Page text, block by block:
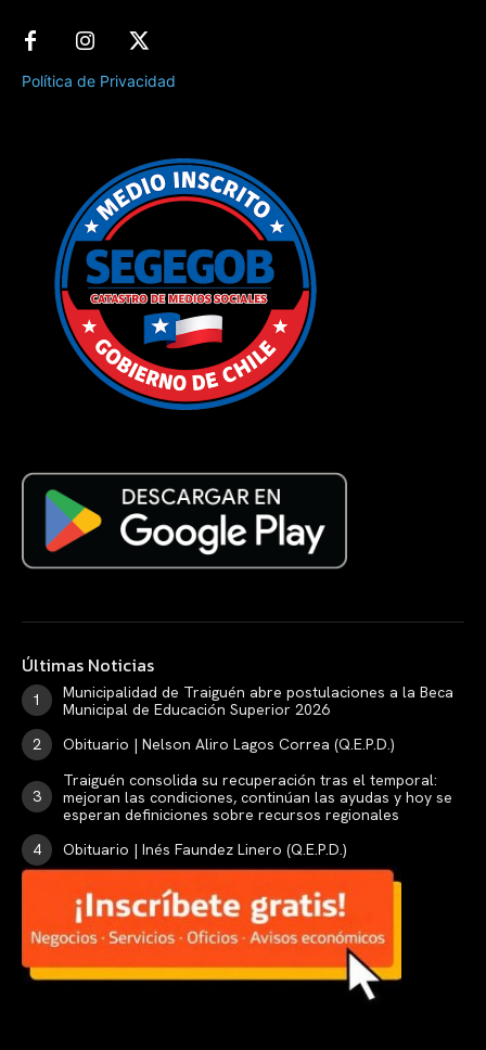
Política de Privacidad
Últimas Noticias
Municipalidad de Traiguén abre postulaciones a la Beca
Municipal de Educación Superior 2026
Obituario | Nelson Aliro Lagos Correa (Q.E.P.D.)
Traiguén consolida su recuperación tras el temporal:
mejoran las condiciones, continúan las ayudas y hoy se
esperan definiciones sobre recursos regionales
Obituario | Inés Faundez Linero (Q.E.P.D.)